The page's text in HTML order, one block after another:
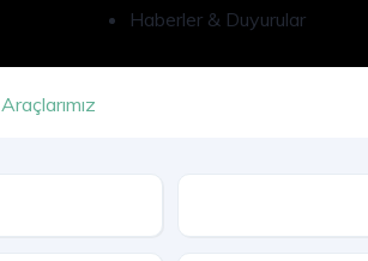
Haberler & Duyurular
Araçlarımız